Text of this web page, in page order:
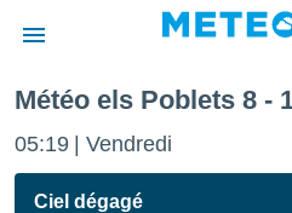
de
Météo els Poblets 8 -
05:19 Vendredi
Ciel dégagé